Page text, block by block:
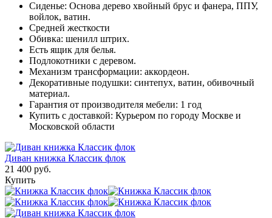
Сиденье: Основа дерево хвойный брус и фанера, ППУ,
войлок, ватин.
Средней жесткости
Обивка: шенилл штрих.
Есть ящик для белья.
Подлокотники с деревом.
Механизм трансформации: аккордеон.
Декоративные подушки: синтепух, ватин, обивочный
материал.
Гарантия от производителя мебели: 1 год
Купить с доставкой: Курьером по городу Москве и
Московской области
Диван книжка Классик флок
21 400 руб.
Купить